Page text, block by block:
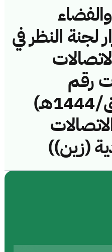
لجنة النظر في
رقم
(43114779/ق/1444هـ)
(زين))